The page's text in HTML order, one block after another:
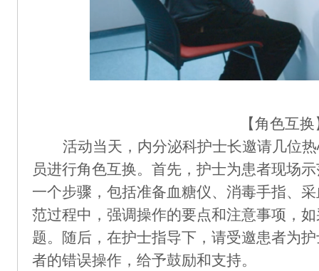
【角色互换
活动当天，内分泌科护士长邀请几位
员进行角色互换。 首先，护士为患者现场
一个步骤，包括准备血糖仪、消毒手指、
范过程中，强调操作的要点和注意事项，
题。 随后， 在护士指导下， 请受邀患者为
者的错误操作，给予鼓励和支持。